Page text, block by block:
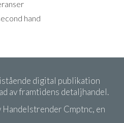
hand
digital publikation
av framtidens detaljhandel.
Cmptnc, en